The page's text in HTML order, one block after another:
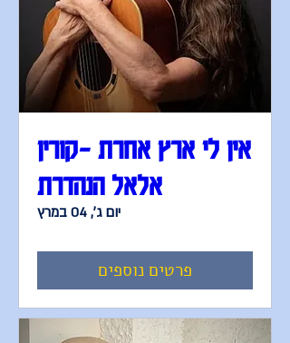
אין לי ארץ אחרת –קורין
אלאל הנהדרת
יום ג׳, 04 במרץ
פרטים נוספים